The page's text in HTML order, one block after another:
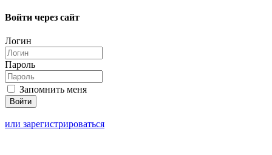
Войти через сайт
Логин
Пароль
Запомнить меня
или зарегистрироваться